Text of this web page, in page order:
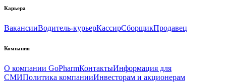
Карьера
ВакансииВодитель-курьерКассирСборщикПродавец
Компания
О компании GoPharmКонтактыИнформация для
СМИПолитика компанииИнвесторам и акционерам